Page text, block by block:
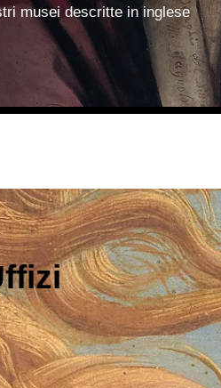
musei descritte in inglese